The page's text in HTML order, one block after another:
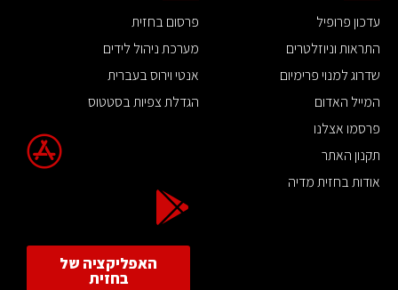
עדכון פרופיל
התראות וניוזלטרים
שדרוג למנוי פרימיום
המייל האדום
פרסמו אצלנו
תקנון האתר
אודות בחזית מדיה
פרסום בחזית
מערכת ניהול לידים
אנטי וירוס בעברית
הגדלת צפיות בסטטוס
האפליקציה של
בחזית